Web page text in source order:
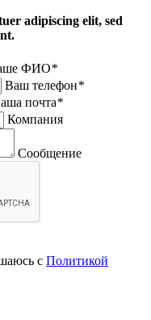
adipiscing elit, sed
ФИО*
Ваш телефон*
почта*
Компания
Сообщение
с Политикой